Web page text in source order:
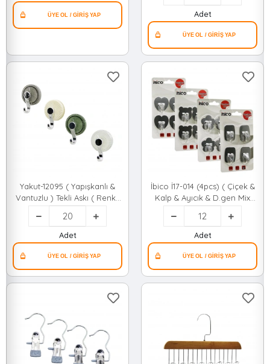
Adet
Yakut-12095 ( Yapışkanlı &
Vantuzlu ) Tekli Askı ( Renkli
Mika Kristal Taban ) ( Krom
Görünüm Plastik Mandal Kol
)*20x10
Adet
İbico İ17-014 (4pcs) ( Çiçek &
Kalp & Ayıcık & D.gen Mix
Model ) (komple Metal) Askı
(yapışkanlı Montaj) (3kg
Taşıma)*12x20
Adet